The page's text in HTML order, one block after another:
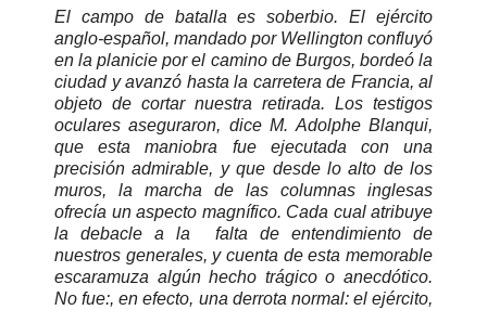
El campo de batalla es soberbio. El ejército
anglo-español, mandado por Wellington confluyó
en la planicie por el camino de Burgos, bordeó la
ciudad y avanzó hasta la carretera de Francia, al
objeto de cortar nuestra retirada. Los testigos
oculares aseguraron, dice M. Adolphe Blanqui,
que esta maniobra fue ejecutada con una
precisión admirable, y que desde lo alto de los
muros, la marcha de las columnas inglesas
ofrecía un aspecto magnífico. Cada cual atribuye
la debacle a la falta de entendimiento de
nuestros generales, y cuenta de esta memorable
escaramuza algún hecho trágico o anecdótico.
No fue:, en efecto, una derrota normal: el ejército,